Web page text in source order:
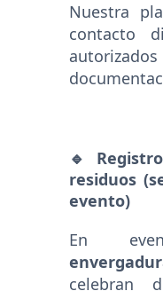
Nuestra
contacto
🔹
residuos
evento)
En
celebran